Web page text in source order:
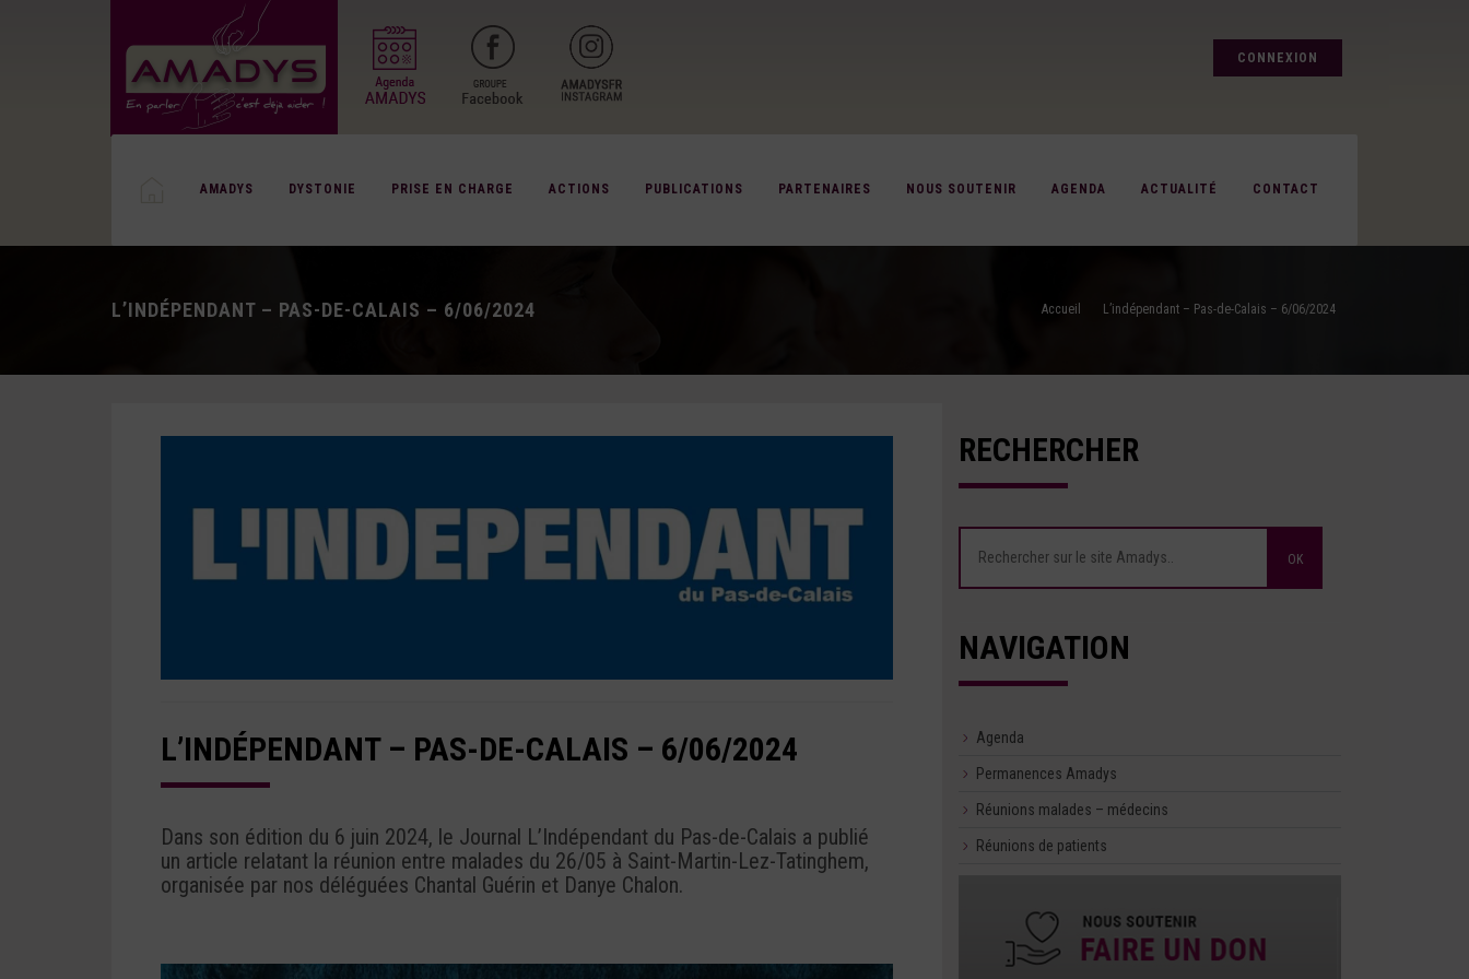
CONNEXION
AMADYS DYSTONIE PRISE EN CHARGE ACTIONS PUBLICATIONS PARTENAIRES NOUS SOUTENIR AGENDA ACTUALITÉ CONTACT
L’INDÉPENDANT – PAS-DE-CALAIS – 6/06/2024 Accueil L’indépendant – Pas-de-Calais – 6/06/2024
L’INDÉPENDANT – PAS-DE-CALAIS – 6/06/2024
Dans son édition du 6 juin 2024, le Journal L’Indépendant du Pas-de-Calais a publié
un article relatant la réunion entre malades du 26/05 à Saint-Martin-Lez-Tatinghem,
organisée par nos déléguées Chantal Guérin et Danye Chalon.
RECHERCHER
NAVIGATION
Agenda
Permanences Amadys
Réunions malades – médecins
Réunions de patients